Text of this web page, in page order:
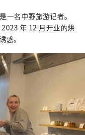
的多样性也与这座
城市居住着来自约
。
名中野旅游记者。
年 12 月开业的烘
惑。